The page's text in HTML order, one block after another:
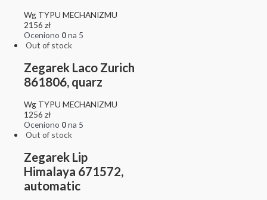
Wg TYPU MECHANIZMU
2156 zł
Oceniono 0na 5
Out of stock
Zegarek Laco Zurich
861806, quarz
Wg TYPU MECHANIZMU
1256 zł
Oceniono 0na 5
Out of stock
Zegarek Lip
Himalaya 671572,
automatic